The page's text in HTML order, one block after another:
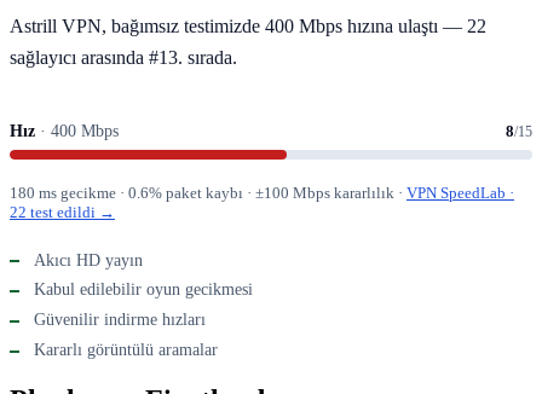
Astrill VPN, bağımsız testimizde 400 Mbps hızına ulaştı — 22
sağlayıcı arasında #13. sırada.
Hız · 400 Mbps 8/15
180 ms gecikme · 0.6% paket kaybı · ±100 Mbps kararlılık · VPN SpeedLab ·
22 test edildi →
Akıcı HD yayın
Kabul edilebilir oyun gecikmesi
Güvenilir indirme hızları
Kararlı görüntülü aramalar